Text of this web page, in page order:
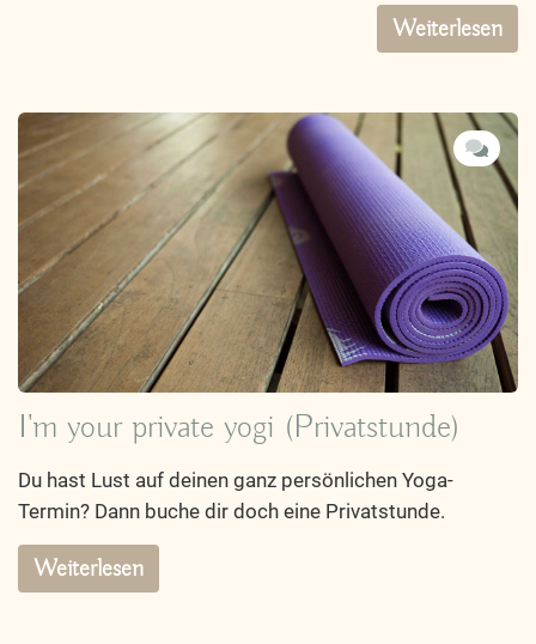
Weiterlesen
I'm your private yogi (Privatstunde)
Du hast Lust auf deinen ganz persönlichen Yoga-
Termin? Dann buche dir doch eine Privatstunde.
Weiterlesen